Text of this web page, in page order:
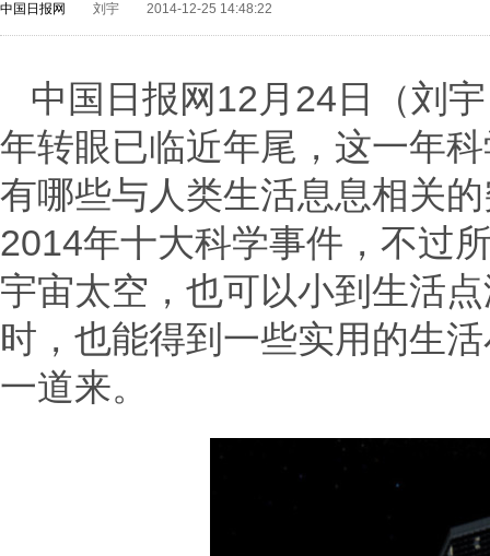
中国日报网 刘宇 2014-12-25 14:48:22
中国日报网12月24日（刘
年转眼已临近年尾，这一年
有哪些与人类生活息息相关
2014年十大科学事件，不过
宇宙太空，也可以小到生活
时，也能得到一些实用的生
一道来。